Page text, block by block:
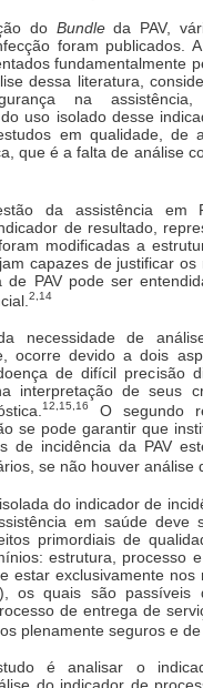
do Bundleda PAV,
foram publicados.
fundamentalmente
dessa literatura,
na
uso isolado desse
em qualidade, de
que é a falta de análise
da assistência em
de resultado,
modificadas a
capazes de justificar
de PAV pode ser
2,14
necessidade de
ocorre devido a dois
de difícil precisão
interpretação de seus
12,15,16
O segundo
se pode garantir que
de incidência da PAV
se não houver análise
do indicador de
em saúde deve
primordiais de
estrutura, processo
estar exclusivamente
os quais são passíveis
de entrega de
plenamente seguros e de
é analisar o